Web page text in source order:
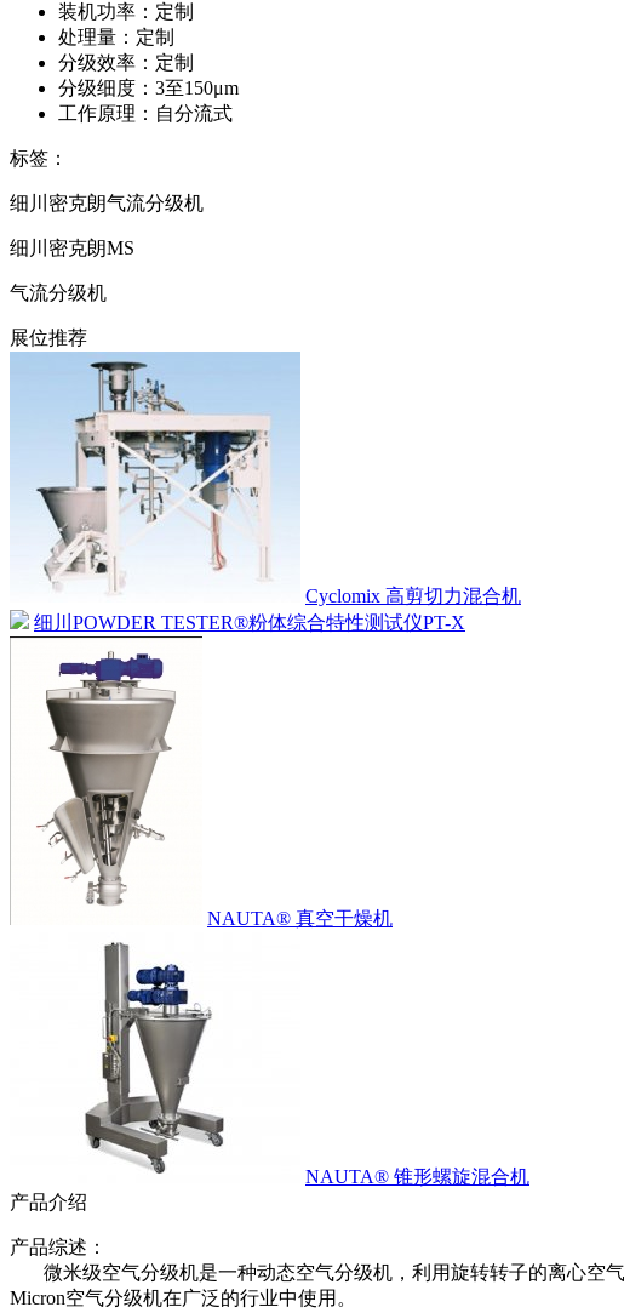
装机功率： 定制
处理量： 定制
分级效率： 定制
分级细度： 3至150μm
工作原理： 自分流式
标签：
细川密克朗气流分级机
细川密克朗MS
气流分级机
展位推荐
Cyclomix 高剪切力混合机
细川POWDER TESTER®粉体综合特性测试仪PT-X
NAUTA® 真空干燥机
NAUTA® 锥形螺旋混合机
产品介绍
产品综述：
微米级空气分级机是一种动态空气分级机，利用旋转转子的离心空气
Micron空气分级机在广泛的行业中使用。